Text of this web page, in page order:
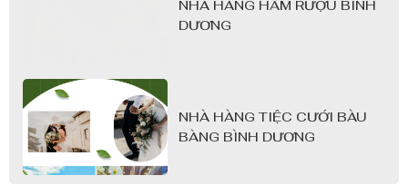
NHÀ HÀNG HẦM RƯỢU BÌNH
DƯƠNG
NHÀ HÀNG TIỆC CƯỚI BÀU
BÀNG BÌNH DƯƠNG